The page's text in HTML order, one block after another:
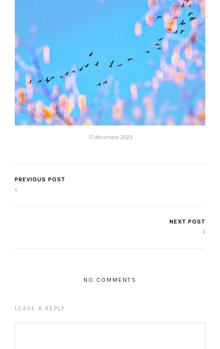
17 décembre 2023
PREVIOUS POST
NEXT POST
NO COMMENTS
LEAVE A REPLY